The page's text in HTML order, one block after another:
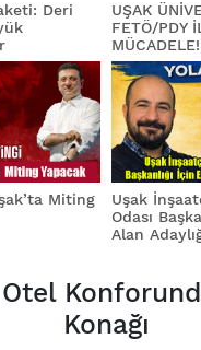
Deri
UŞAK
FETÖ/PDY
MÜCADELE!
Miting
Uşak
Odası
Alan
Otel
Konağı